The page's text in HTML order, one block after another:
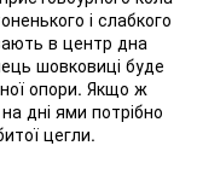
і слабкого
в центр дна
шовковиці буде
опори. Якщо ж
дні ями потрібно
цегли.